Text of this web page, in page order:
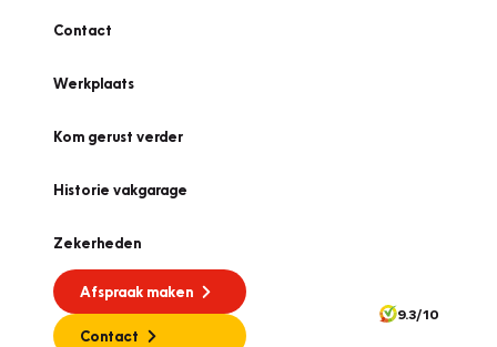
Contact
Werkplaats
Kom gerust verder
Historie vakgarage
Zekerheden
Afspraak maken
Contact
9.3/10